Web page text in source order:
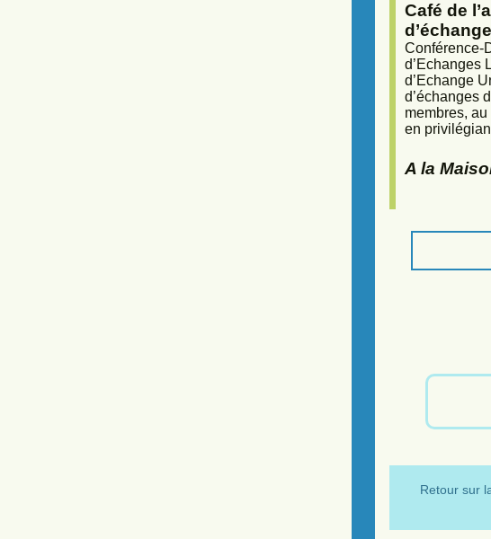
Café de
Conférence-
d’Echanges
d’Echange
d’échanges
membres,
en
A la
Retour sur